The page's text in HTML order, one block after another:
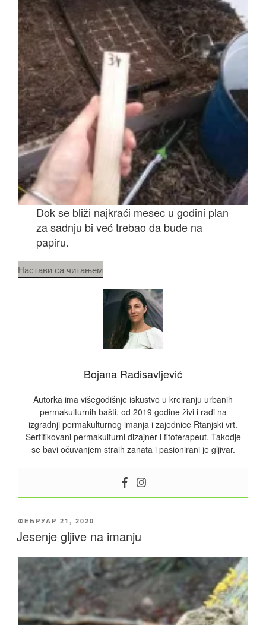
Dok se bliži najkraći mesec u godini plan
za sadnju bi već trebao da bude na
papiru.
Настави са читањем„A
Rasad
koja
Bojana Radisavljević
Autorka ima višegodišnje iskustvo u kreiranju urbanih
permakulturnih bašti, od 2019 godine živi i radi na
izgradnji permakulturnog imanja i zajednice Rtanjski vrt.
Sertifikovani permakulturni dizajner i fitoterapeut. Takodje
se bavi očuvanjem straih zanata i pasionirani je gljivar.
ОБЈАВЉЕНО
ФЕБРУАР 21, 2020
Jesenje gljive na imanju